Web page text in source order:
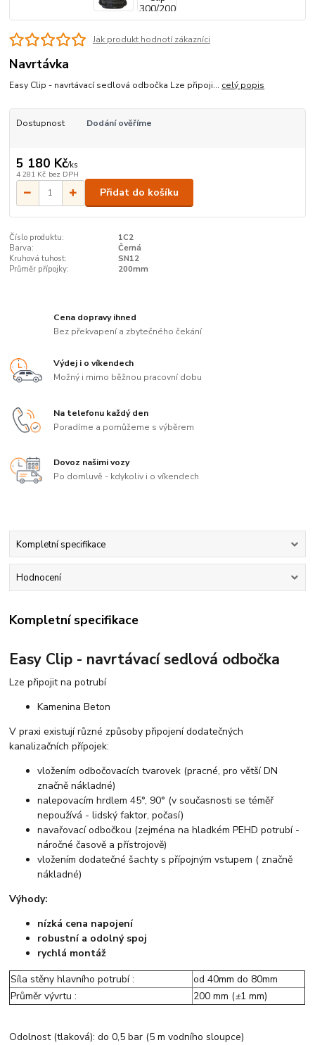
Jak produkt hodnotí zákazníci
Navrtávka
Easy Clip - navrtávací sedlová odbočka Lze připoji... celý popis
Dostupnost Dodání ověříme
5 180 Kč/ks
4 281 Kč bez DPH
Přidat do košíku
Číslo produktu:
1C2
Barva:
Černá
Kruhová tuhost:
SN12
Průměr přípojky:
200mm
Cena dopravy ihned
Bez překvapení a zbytečného čekání
Výdej i o víkendech
Možný i mimo běžnou pracovní dobu
Na telefonu každý den
Poradíme a pomůžeme s výběrem
Dovoz našimi vozy
Po domluvě - kdykoliv i o víkendech
Kompletní specifikace
Hodnocení
Kompletní specifikace
Easy Clip - navrtávací sedlová odbočka
Lze připojit na potrubí
Kamenina Beton
V praxi existují různé způsoby připojení dodatečných
kanalizačních přípojek:
vložením odbočovacích tvarovek (pracné, pro větší DN
značně nákladné)
nalepovacím hrdlem 45°, 90° (v současnosti se téměř
nepoužívá - lidský faktor, počasí)
navařovací odbočkou (zejména na hladkém PEHD potrubí -
náročné časově a přístrojově)
vložením dodatečné šachty s přípojným vstupem ( značně
nákladné)
Výhody:
nízká cena napojení
robustní a odolný spoj
rychlá montáž
Síla stěny hlavního potrubí :
od 40mm do 80mm
Průměr vývrtu :
200 mm (±1 mm)
Odolnost (tlaková): do 0,5 bar (5 m vodního sloupce)